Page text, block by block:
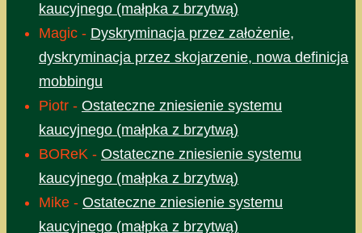
kaucyjnego (małpka z brzytwą)
Magic - Dyskryminacja przez założenie,
dyskryminacja przez skojarzenie, nowa definicja
mobbingu
Piotr - Ostateczne zniesienie systemu
kaucyjnego (małpka z brzytwą)
BOReK - Ostateczne zniesienie systemu
kaucyjnego (małpka z brzytwą)
Mike - Ostateczne zniesienie systemu
kaucyjnego (małpka z brzytwą)